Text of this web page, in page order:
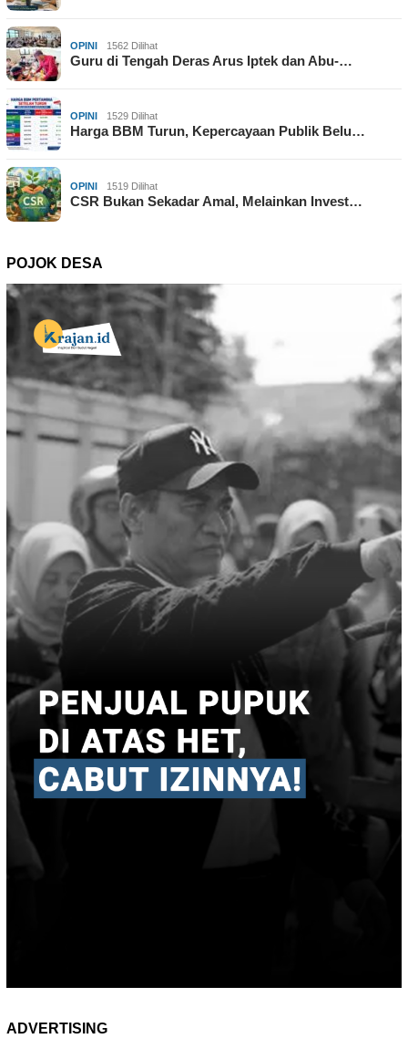
OPINI 1562 Dilihat
Guru di Tengah Deras Arus Iptek dan Abu-…
OPINI 1529 Dilihat
Harga BBM Turun, Kepercayaan Publik Belu…
OPINI 1519 Dilihat
CSR Bukan Sekadar Amal, Melainkan Invest…
POJOK DESA
ADVERTISING